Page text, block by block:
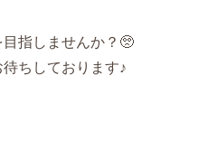
指しませんか？🥺
ちしております♪